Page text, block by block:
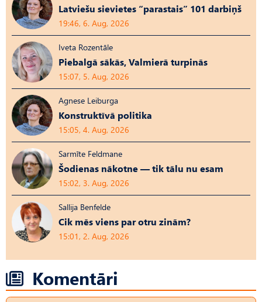
Latviešu sievietes “parastais” 101 darbiņš
19:46, 6. Aug, 2026
Iveta Rozentāle
Piebalgā sākās, Valmierā turpinās
15:07, 5. Aug, 2026
Agnese Leiburga
Konstruktīvā politika
15:05, 4. Aug, 2026
Sarmīte Feldmane
Šodienas nākotne — tik tālu nu esam
15:02, 3. Aug, 2026
Sallija Benfelde
Cik mēs viens par otru zinām?
15:01, 2. Aug, 2026
Komentāri